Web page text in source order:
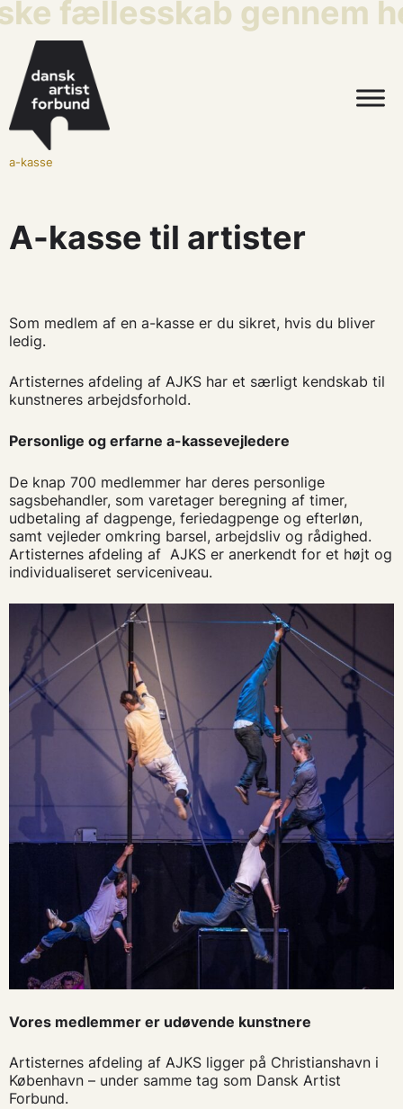
fællesskab gennem
a-kasse
A-kasse til artister
Som medlem af en a-kasse er du sikret, hvis du bliver
ledig.
Artisternes afdeling af AJKS har et særligt kendskab til
kunstneres arbejdsforhold.
Personlige og erfarne a-kassevejledere
De knap 700 medlemmer har deres personlige
sagsbehandler, som varetager beregning af timer,
udbetaling af dagpenge, feriedagpenge og efterløn,
samt vejleder omkring barsel, arbejdsliv og rådighed.
Artisternes afdeling af AJKS er anerkendt for et højt og
individualiseret serviceniveau.
Vores medlemmer er udøvende kunstnere
Artisternes afdeling af AJKS ligger på Christianshavn i
København – under samme tag som Dansk Artist
Forbund.